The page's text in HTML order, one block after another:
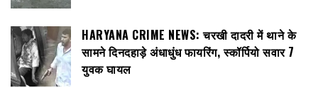
HARYANA CRIME NEWS: चरखी दादरी में थाने के
सामने दिनदहाड़े अंधाधुंध फायरिंग, स्कॉर्पियो सवार 7
युवक घायल